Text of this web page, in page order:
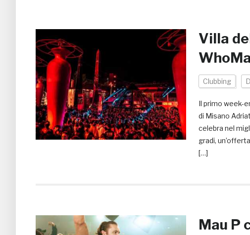
Villa
Clubbing
Il primo week-
di Misano
celebra nel
gradi,
[…]
Mau P